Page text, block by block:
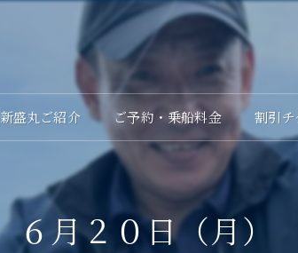
新盛丸ご紹介 ご予約・乗船料金 割引チ
６月２０日（月）